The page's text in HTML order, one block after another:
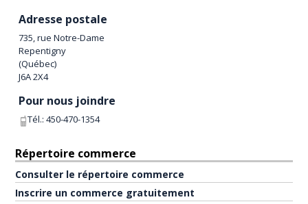
Adresse postale
735, rue Notre-Dame
Repentigny
(Québec)
J6A 2X4
Pour nous joindre
Tél.:450-470-1354
Répertoire commerce
Consulter le répertoire commerce
Inscrire un commerce gratuitement